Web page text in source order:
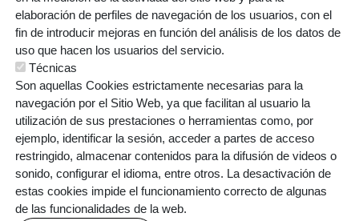
Irudia
elaboración de perfiles de navegación de los usuarios, con el
fin de introducir mejoras en función del análisis de los datos de
uso que hacen los usuarios del servicio.
Técnicas
Son aquellas Cookies estrictamente necesarias para la
navegación por el Sitio Web, ya que facilitan al usuario la
utilización de sus prestaciones o herramientas como, por
ejemplo, identificar la sesión, acceder a partes de acceso
restringido, almacenar contenidos para la difusión de videos o
sonido, configurar el idioma, entre otros. La desactivación de
estas cookies impide el funcionamiento correcto de algunas
de las funcionalidades de la web.